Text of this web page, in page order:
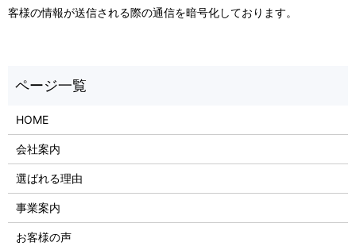
客様の情報が送信される際の通信を暗号化しております。
HOME
会社案内
選ばれる理由
事業案内
お客様の声